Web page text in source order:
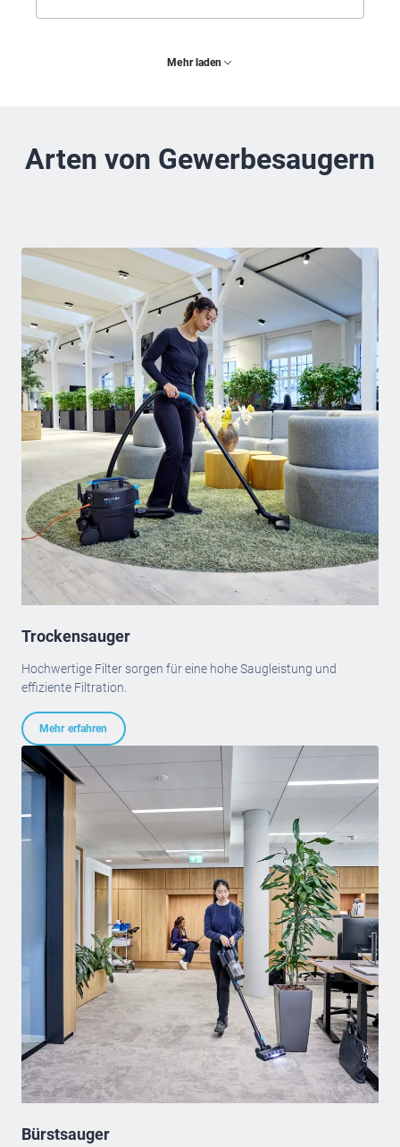
Mehr laden
Arten von Gewerbesaugern
Trockensauger
Hochwertige Filter sorgen für eine hohe Saugleistung und
effiziente Filtration.
Mehr erfahren
Bürstsauger